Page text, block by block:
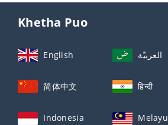
Khetha Puo
English العربيّة
简体中文 हिन्दी
Indonesia Melayu